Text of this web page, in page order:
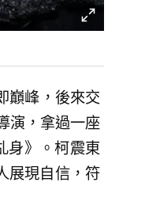
巔峰，後來交
演，拿過一座
身》。柯震東
展現自信，符